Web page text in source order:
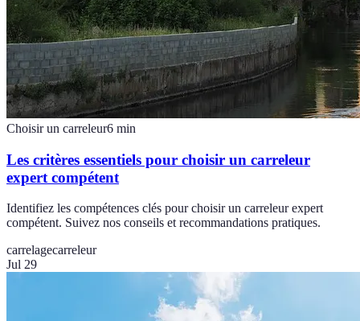
Choisir un carreleur6 min
Les critères essentiels pour choisir un carreleur
expert compétent
Identifiez les compétences clés pour choisir un carreleur expert
compétent. Suivez nos conseils et recommandations pratiques.
carrelagecarreleur
Jul 29